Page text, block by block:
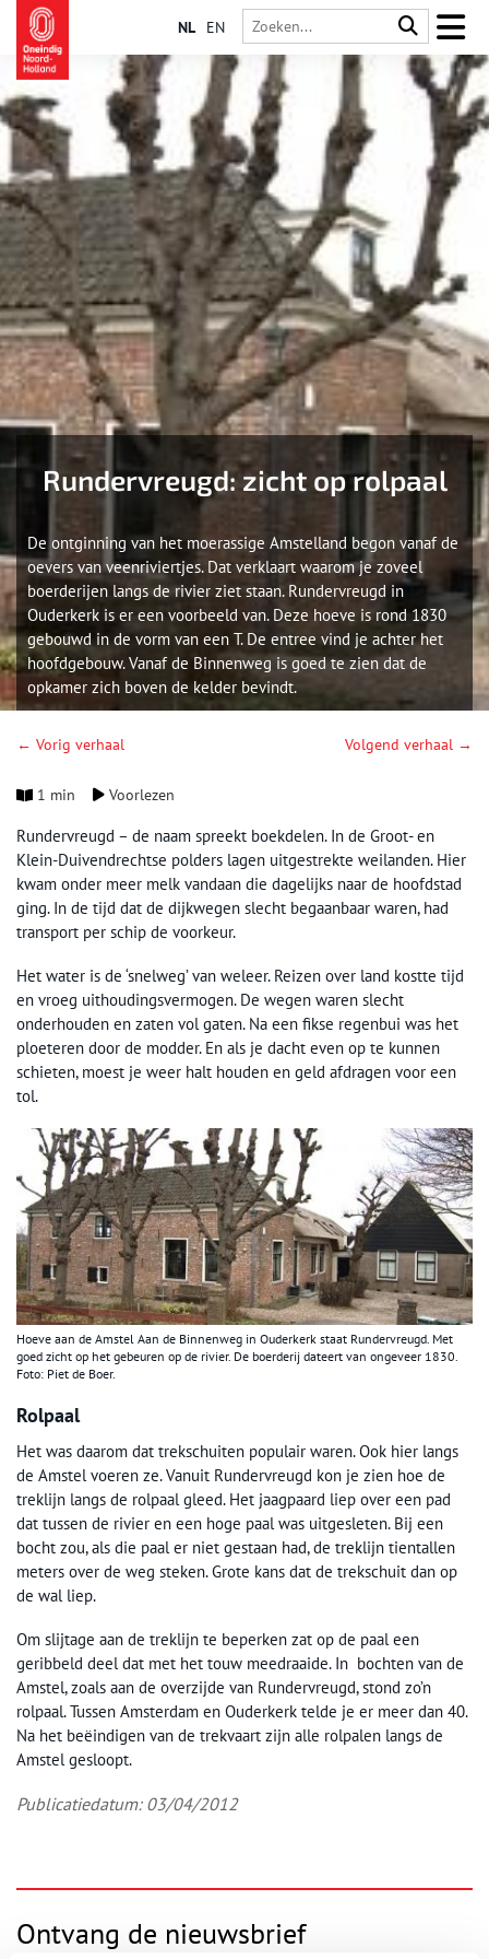
NL EN
Rundervreugd: zicht op rolpaal
De ontginning van het moerassige Amstelland begon vanaf de
oevers van veenriviertjes. Dat verklaart waarom je zoveel
boerderijen langs de rivier ziet staan. Rundervreugd in
Ouderkerk is er een voorbeeld van. Deze hoeve is rond 1830
gebouwd in de vorm van een T. De entree vind je achter het
hoofdgebouw. Vanaf de Binnenweg is goed te zien dat de
opkamer zich boven de kelder bevindt.
← Vorig verhaal Volgend verhaal →
1 min Voorlezen
Rundervreugd – de naam spreekt boekdelen. In de Groot- en
Klein-Duivendrechtse polders lagen uitgestrekte weilanden. Hier
kwam onder meer melk vandaan die dagelijks naar de hoofdstad
ging. In de tijd dat de dijkwegen slecht begaanbaar waren, had
transport per schip de voorkeur.
Het water is de ‘snelweg’ van weleer. Reizen over land kostte tijd
en vroeg uithoudingsvermogen. De wegen waren slecht
onderhouden en zaten vol gaten. Na een fikse regenbui was het
ploeteren door de modder. En als je dacht even op te kunnen
schieten, moest je weer halt houden en geld afdragen voor een
tol.
Hoeve aan de Amstel Aan de Binnenweg in Ouderkerk staat Rundervreugd. Met
goed zicht op het gebeuren op de rivier. De boerderij dateert van ongeveer 1830.
Foto: Piet de Boer.
Rolpaal
Het was daarom dat trekschuiten populair waren. Ook hier langs
de Amstel voeren ze. Vanuit Rundervreugd kon je zien hoe de
treklijn langs de rolpaal gleed. Het jaagpaard liep over een pad
dat tussen de rivier en een hoge paal was uitgesleten. Bij een
bocht zou, als die paal er niet gestaan had, de treklijn tientallen
meters over de weg steken. Grote kans dat de trekschuit dan op
de wal liep.
Om slijtage aan de treklijn te beperken zat op de paal een
geribbeld deel dat met het touw meedraaide. In bochten van de
Amstel, zoals aan de overzijde van Rundervreugd, stond zo’n
rolpaal. Tussen Amsterdam en Ouderkerk telde je er meer dan 40.
Na het beëindigen van de trekvaart zijn alle rolpalen langs de
Amstel gesloopt.
Publicatiedatum: 03/04/2012
Ontvang de nieuwsbrief